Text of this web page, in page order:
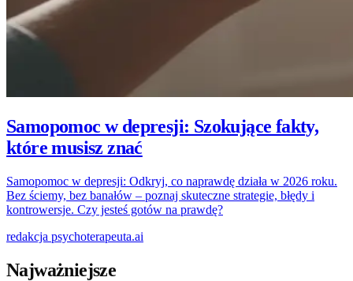
Samopomoc w depresji: Szokujące fakty,
które musisz znać
Samopomoc w depresji: Odkryj, co naprawdę działa w 2026 roku.
Bez ściemy, bez banałów – poznaj skuteczne strategie, błędy i
kontrowersje. Czy jesteś gotów na prawdę?
redakcja psychoterapeuta.ai
Najważniejsze